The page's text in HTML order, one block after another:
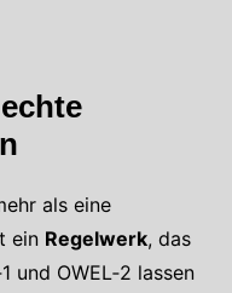
als eine
ein Regelwerk, das
und OWEL‑2 lassen